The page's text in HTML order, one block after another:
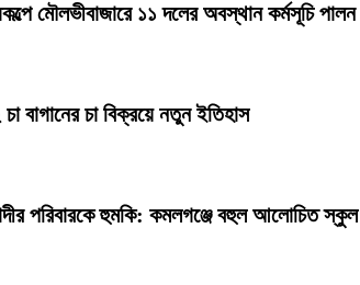
মৌলভীবাজারে ১১ দলের অবস্থান কর্মসূচি পালন
বাগানের চা বিক্রয়ে নতুন ইতিহাস
পরিবারকে হুমকি: কমলগঞ্জে বহুল আলোচিত